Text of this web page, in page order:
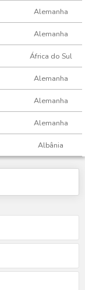
Alemanha
Alemanha
África do Sul
Alemanha
Alemanha
Alemanha
Albânia